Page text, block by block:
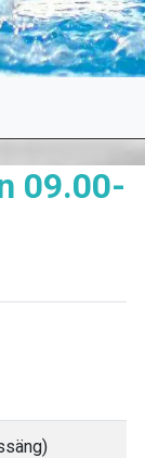
09.00-